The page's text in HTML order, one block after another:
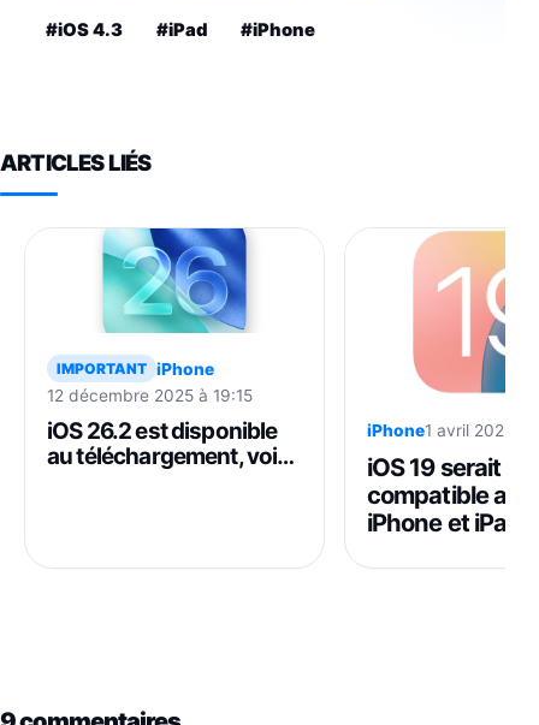
#iOS 4.3 #iPad #iPhone
ARTICLES LIÉS
IMPORTANT iPhone
12 décembre 2025 à 19:15
iOS 26.2 est disponible
au téléchargement, voici
iPhone1 avril 2025 à
iOS 19 serait
compatible
iPhone et iPad